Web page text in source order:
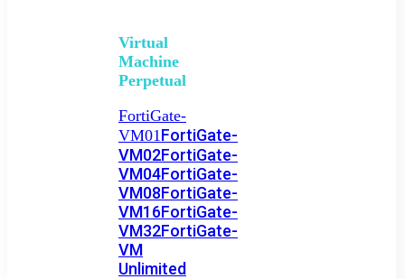
Virtual
Machine
Perpetual
FortiGate-
VM01FortiGate-
VM02FortiGate-
VM04FortiGate-
VM08FortiGate-
VM16FortiGate-
VM32FortiGate-
VM
Unlimited